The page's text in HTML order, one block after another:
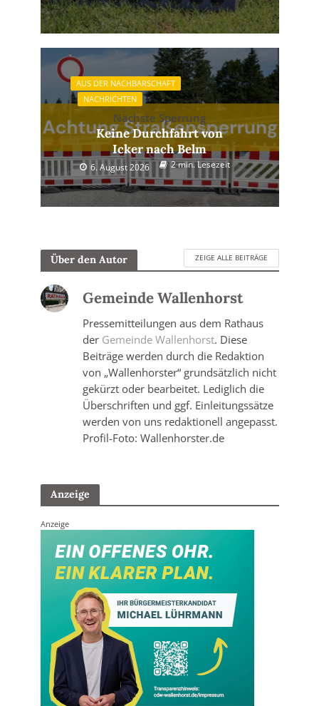
AUS DER NACHBARSCHAFT
NACHRICHTEN
Nächste Sperrung
Keine Durchfahrt von
Icker nach Belm
6. August 2026 2 min. Lesezeit
Über den Autor ZEIGE ALLE BEITRÄGE
Gemeinde Wallenhorst
Pressemitteilungen aus dem Rathaus
der Gemeinde Wallenhorst. Diese
Beiträge werden durch die Redaktion
von „Wallenhorster“ grundsätzlich nicht
gekürzt oder bearbeitet. Lediglich die
Überschriften und ggf. Einleitungssätze
werden von uns redaktionell angepasst.
Profil-Foto: Wallenhorster.de
Anzeige
Anzeige